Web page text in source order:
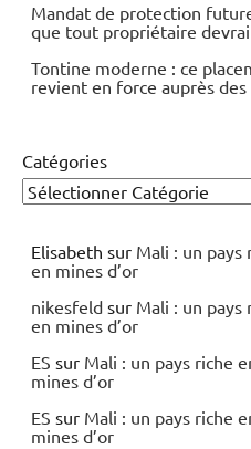
Mandat de protection
que tout propriétaire
Tontine moderne : ce
revient en force auprès
Catégories
Elisabeth sur Mali : un
en mines d’or
nikesfeld sur Mali : un
en mines d’or
ES sur Mali : un pays riche
mines d’or
ES sur Mali : un pays riche
mines d’or